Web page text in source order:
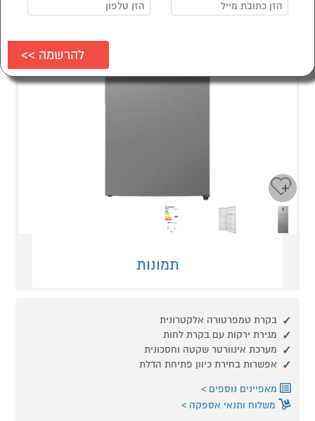
תמונות
בקרת טמפרטורה אלקטרונית
מגירת ירקות עם בקרת לחות
מערכת אינוורטר שקטה וחסכונית
אפשרות בחירת כיוון פתיחת הדלת
מאפיינים נוספים
משלוח ותנאי אספקה